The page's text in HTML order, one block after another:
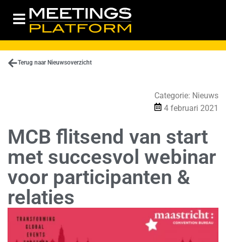
Terug naar Nieuwsoverzicht
Categorie: Nieuws
4 februari 2021
MCB flitsend van start
met succesvol webinar
voor participanten &
relaties